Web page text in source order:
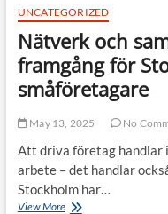
tillväxt:
Så
hjälper
Stockholm
företag
att
rätt
och
resurser
UNCATEGORIZED
Nätverk och
framgång för
småföretagare
May 13, 2025 No
Att driva företag handlar
arbete – det handlar
Stockholm har…
View MoreNätverk